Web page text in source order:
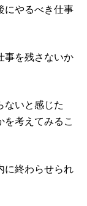
にやるべき仕事
事を残さないか
ないと感じた
を考えてみるこ
に終わらせられ